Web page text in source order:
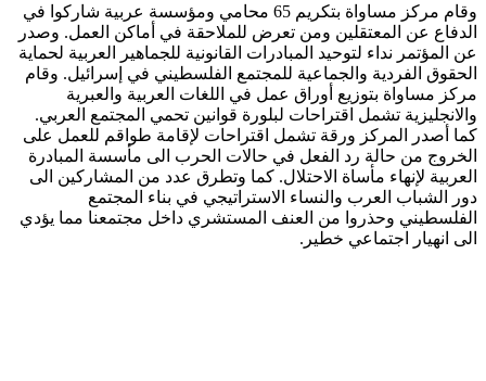
وقام مركز مساواة بتكريم 65 محامي ومؤسسة عربية شاركوا في
الدفاع عن المعتقلين ومن تعرض للملاحقة في أماكن العمل. وصدر
عن المؤتمر نداء لتوحيد المبادرات القانونية للجماهير العربية لحماية
الحقوق الفردية والجماعية للمجتمع الفلسطيني في إسرائيل. وقام
مركز مساواة بتوزيع أوراق عمل في اللغات العربية والعبرية
والانجليزية تشمل اقتراحات لبلورة قوانين تحمي المجتمع العربي.
كما أصدر المركز ورقة تشمل اقتراحات لإقامة طواقم للعمل على
الخروج من حالة رد الفعل في حالات الحرب الى مأسسة المبادرة
العربية لإنهاء مأساة الاحتلال. كما وتطرق عدد من المشاركين الى
دور الشباب العرب والنساء الاستراتيجي في بناء المجتمع
الفلسطيني وحذروا من العنف المستشري داخل مجتمعنا مما يؤدي
الى انهيار اجتماعي خطير.